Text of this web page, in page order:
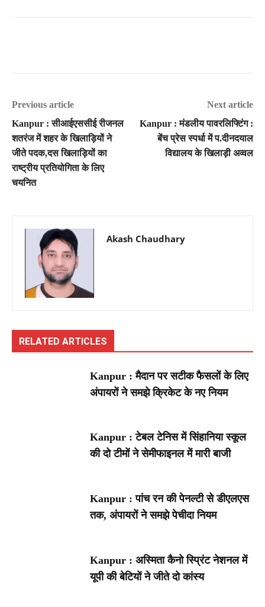
Previous article
Kanpur : सीआईएससीई रीजनल
शतरंज में शहर के खिलाड़ियों ने
जीते पदक,दस खिलाड़ियों का
राष्ट्रीय प्रतियोगिता के लिए
चयनित
Next article
Kanpur : मंडलीय पावरलिफ्टिंग :
बेंच प्रेस स्पर्धा में प.दीनदयाल
विद्यालय के खिलाड़ी अव्वल
Akash Chaudhary
RELATED ARTICLES
Kanpur : मैदान पर सटीक फैसलों के लिए
अंपायरों ने समझे क्रिकेट के नए नियम
Kanpur : टेबल टेनिस में सिंहानिया स्कूल
की दो टीमों ने सेमीफाइनल में मारी बाजी
Kanpur : पांच रन की पेनल्टी से डीएलएस
तक, अंपायरों ने समझे पेचीदा नियम
Kanpur : अस्मिता कैनो स्प्रिंट नेशनल में
यूपी की बेटियों ने जीते दो कांस्य